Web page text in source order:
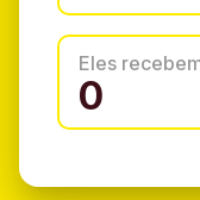
Eles